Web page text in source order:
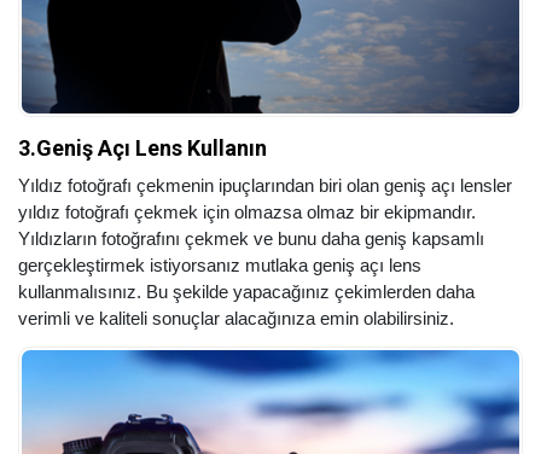
3.Geniş Açı Lens Kullanın
Yıldız fotoğrafı çekmenin ipuçlarından biri olan geniş açı lensler
yıldız fotoğrafı çekmek için olmazsa olmaz bir ekipmandır.
Yıldızların fotoğrafını çekmek ve bunu daha geniş kapsamlı
gerçekleştirmek istiyorsanız mutlaka geniş açı lens
kullanmalısınız. Bu şekilde yapacağınız çekimlerden daha
verimli ve kaliteli sonuçlar alacağınıza emin olabilirsiniz.